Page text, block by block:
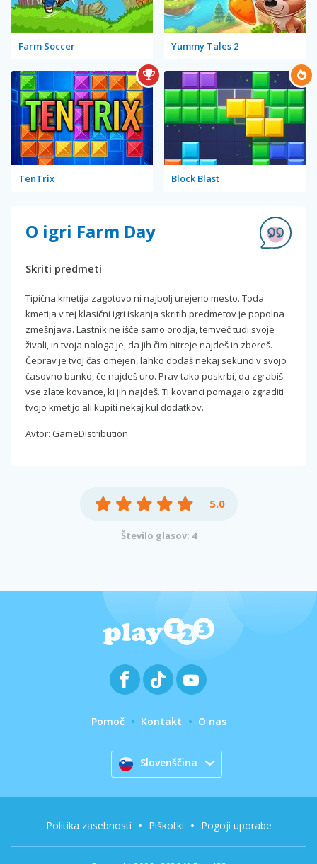
Farm Soccer Yummy Tales 2
TenTrix Block Blast
O igri Farm Day
Skriti predmeti
Tipična kmetija zagotovo ni najbolj urejeno mesto. Toda
kmetija v tej klasični igri iskanja skritih predmetov je popolna
zmešnjava. Lastnik ne išče samo orodja, temveč tudi svoje
živali, in tvoja naloga je, da jih čim hitreje najdeš in zbereš.
Čeprav je tvoj čas omejen, lahko dodaš nekaj sekund v svojo
časovno banko, če najdeš uro. Prav tako poskrbi, da zgrabiš
vse zlate kovance, ki jih najdeš. Ti kovanci pomagajo zgraditi
tvojo kmetijo ali kupiti nekaj kul dodatkov.
Avtor: GameDistribution
5.0
Število glasov: 4
Pomoč Kontakt O nas
Slovenščina
Politika zasebnosti Piškotki Pogoji uporabe